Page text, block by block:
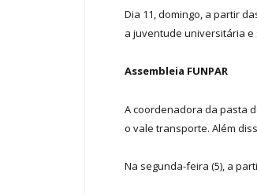
Dia 11, domingo, a partir
a juventude universitária e
Assembleia FUNPAR
A coordenadora da pasta
o vale transporte. Além
Na segunda-feira (5), a